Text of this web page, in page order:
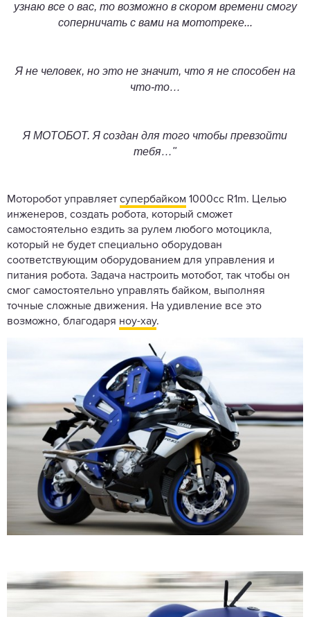
узнаю все о вас, то возможно в скором времени смогу
соперничать с вами на мототреке...
Я не человек, но это не значит, что я не способен на
что-то…
Я МОТОБОТ. Я создан для того чтобы превзойти
тебя…"
Моторобот управляет супербайком 1000cc R1m. Целью
инженеров, создать робота, который сможет
самостоятельно ездить за рулем любого мотоцикла,
который не будет специально оборудован
соответствующим оборудованием для управления и
питания робота. Задача настроить мотобот, так чтобы он
смог самостоятельно управлять байком, выполняя
точные сложные движения. На удивление все это
возможно, благодаря ноу-хау.